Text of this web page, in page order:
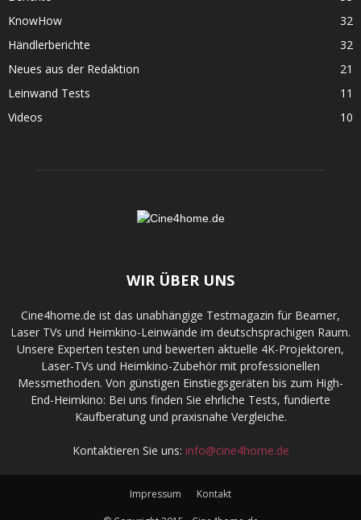
KnowHow
32
Händlerberichte
32
Neues aus der Redaktion
21
Leinwand Tests
11
Videos
10
WIR ÜBER UNS
Cine4home.de ist das unabhängige Testmagazin für Beamer,
Laser TVs und Heimkino-Leinwände im deutschsprachigen Raum.
Unsere Experten testen und bewerten aktuelle 4K-Projektoren,
Laser-TVs und Heimkino-Zubehör mit professionellen
Messmethoden. Von günstigen Einstiegsgeräten bis zum High-
End-Heimkino: Bei uns finden Sie ehrliche Tests, fundierte
Kaufberatung und praxisnahe Vergleiche.
Kontaktieren Sie uns: info@cine4home.de
Impressum
Kontakt